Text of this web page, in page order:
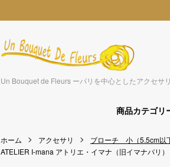
Un Bouquet de Fleurs ーパリを中心としたアクセサ
商品カテゴリ
ホーム アクセサリ
ブローチ 小（5.5cm以
ATELIER I-mana アトリエ・イマナ（旧イマナパリ）